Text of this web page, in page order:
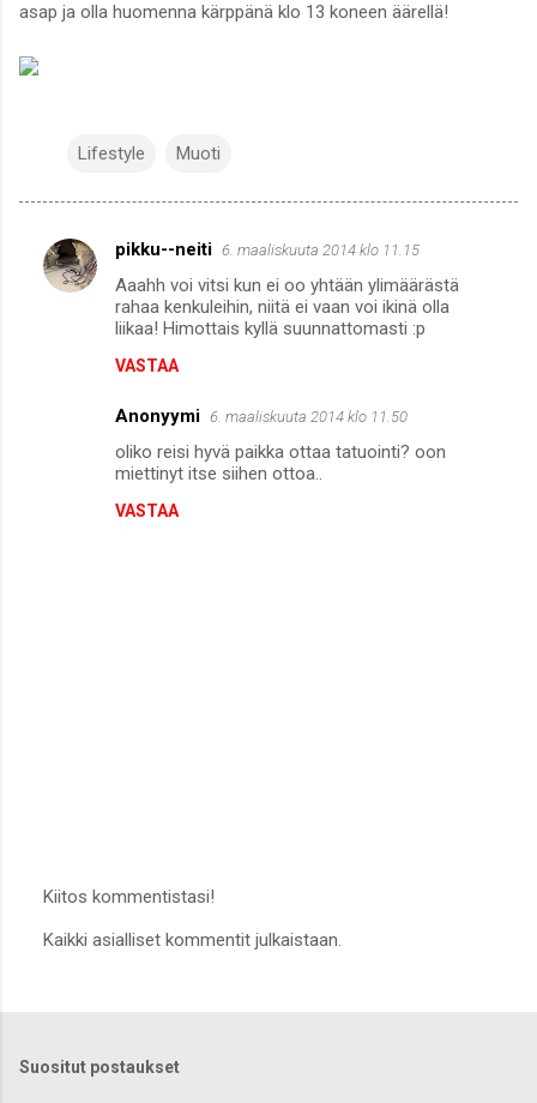
asap ja olla huomenna kärppänä klo 13 koneen äärellä!
Lifestyle Muoti
K
pikku--neiti 6. maaliskuuta 2014 klo 11.15
Aaahh voi vitsi kun ei oo yhtään ylimäärästä
rahaa kenkuleihin, niitä ei vaan voi ikinä olla
liikaa! Himottais kyllä suunnattomasti :p
VASTAA
Anonyymi 6. maaliskuuta 2014 klo 11.50
oliko reisi hyvä paikka ottaa tatuointi? oon
miettinyt itse siihen ottoa..
VASTAA
ä
o
Kiitos kommentistasi!
Kaikki asialliset kommentit julkaistaan.
Suositut postaukset